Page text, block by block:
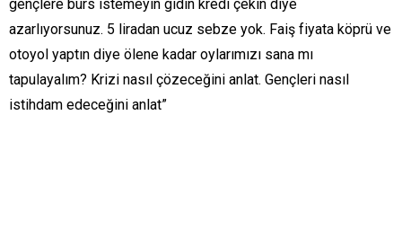
gençlere burs istemeyin gidin kredi çekin diye
azarlıyorsunuz. 5 liradan ucuz sebze yok. Faiş fiyata köprü ve
otoyol yaptın diye ölene kadar oylarımızı sana mı
tapulayalım? Krizi nasıl çözeceğini anlat. Gençleri nasıl
istihdam edeceğini anlat”